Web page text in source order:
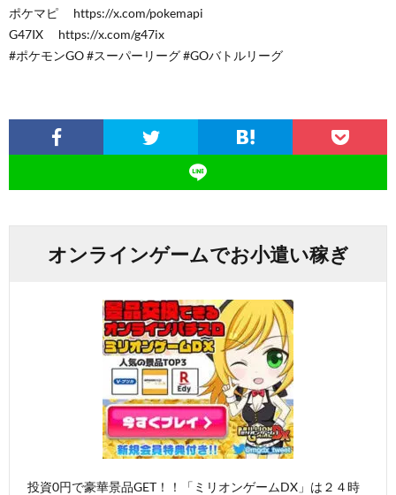
ポケマピ https://x.com/pokemapi
G47IX https://x.com/g47ix
#ポケモンGO #スーパーリーグ #GOバトルリーグ
オンラインゲームでお小遣い稼ぎ
投資0円で豪華景品GET！！「ミリオンゲームDX」は２４時